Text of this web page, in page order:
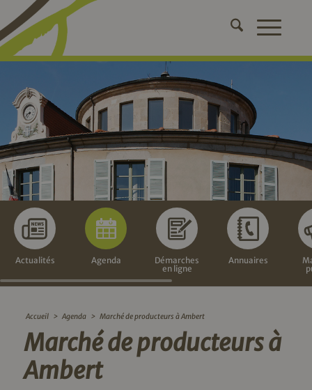
Actualités Agenda
Démarches
en ligne
Annuaires
Accueil > Agenda > Marché de producteurs à Ambert
Marché de producteurs à
Ambert